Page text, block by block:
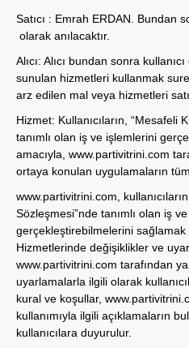
Satıcı : Emrah ERDAN . Bundan
olarak anılacaktır.
Alıcı: Alıcı bundan sonra
sunulan hizmetleri kullanmak
arz edilen mal veya hizmetleri
Hizmet: Kullanıcıların, “Mesafeli
tanımlı olan iş ve işlemlerini
amacıyla, www.partivitrini.com
ortaya konulan uygulamaların
www.partivitrini.com ,
Sözleşmesi”nde tanımlı olan iş
gerçekleştirebilmelerini
Hizmetlerinde değişiklikler ve
www.partivitrini.com tarafından
uyarlamalarla ilgili olarak
kural ve koşullar,
kullanımıyla ilgili açıklamaların
kullanıcılara duyurulur.